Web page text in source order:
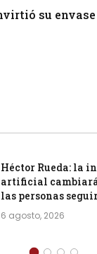
su
Héctor Rueda: la
artificial
las personas
6 agosto, 2026